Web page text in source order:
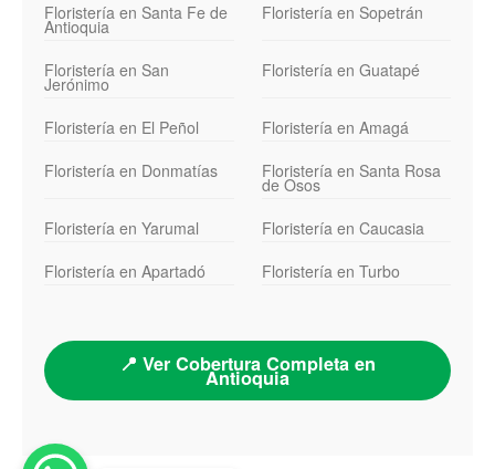
Floristería en Santa Fe de
Antioquia
Floristería en Sopetrán
Floristería en San
Jerónimo
Floristería en Guatapé
Floristería en El Peñol
Floristería en Amagá
Floristería en Donmatías
Floristería en Santa Rosa
de Osos
Floristería en Yarumal
Floristería en Caucasia
Floristería en Apartadó
Floristería en Turbo
📍 Ver Cobertura Completa en
Antioquia